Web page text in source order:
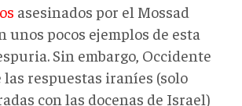
asesinados por el Mossad
unos pocos ejemplos de esta
Sin embargo, Occidente
respuestas iraníes (solo
con las docenas de Israel)